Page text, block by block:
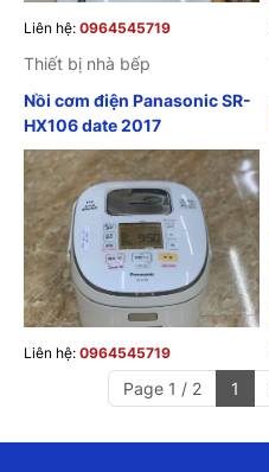
Liên hệ: 0964545719
Thiết bị nhà bếp
Nồi cơm điện Panasonic SR-
HX106 date 2017
Liên hệ: 0964545719
Page 1 / 2 1